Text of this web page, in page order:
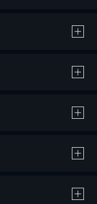
よる作品の購入 / レンタルです。